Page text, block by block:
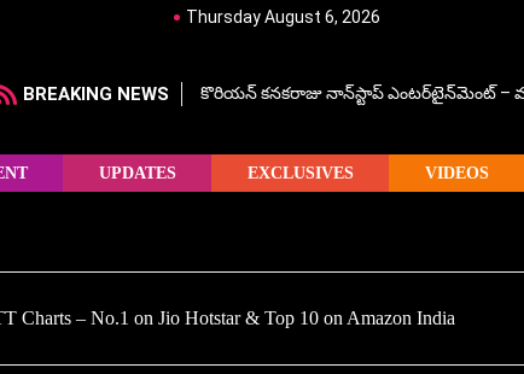
Thursday August 6, 2026
BREAKING NEWS కొరియన్ కనకరాజు నాన్‌స్టాప్ ఎంటర్‌టైన్‌మెంట్ –
UPDATES EXCLUSIVES VIDEOS
Charts – No.1 on Jio Hotstar & Top 10 on Amazon India